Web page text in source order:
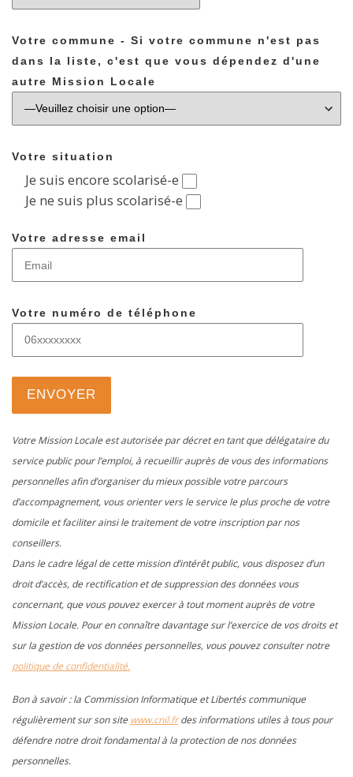
Votre commune - Si votre commune n'est pas
dans la liste, c'est que vous dépendez d'une
autre Mission Locale
Votre situation
Je suis encore scolarisé-e
Je ne suis plus scolarisé-e
Votre adresse email
Votre numéro de téléphone
Votre Mission Locale est autorisée par décret en tant que délégataire du
service public pour l’emploi, à recueillir auprès de vous des informations
personnelles afin d’organiser du mieux possible votre parcours
d’accompagnement, vous orienter vers le service le plus proche de votre
domicile et faciliter ainsi le traitement de votre inscription par nos
conseillers.
Dans le cadre légal de cette mission d’intérêt public, vous disposez d’un
droit d’accès, de rectification et de suppression des données vous
concernant, que vous pouvez exercer à tout moment auprès de votre
Mission Locale. Pour en connaître davantage sur l’exercice de vos droits et
sur la gestion de vos données personnelles, vous pouvez consulter notre
politique de confidentialité.
Bon à savoir : la Commission Informatique et Libertés communique
régulièrement sur son site www.cnil.frdes informations utiles à tous pour
défendre notre droit fondamental à la protection de nos données
personnelles.